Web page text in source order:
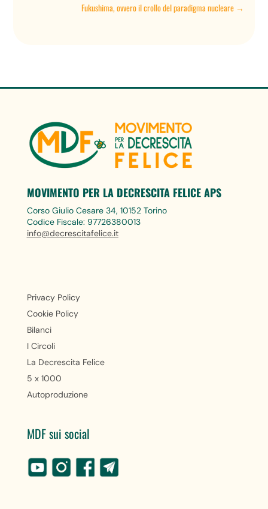
Fukushima, ovvero il crollo del paradigma nucleare→
MOVIMENTO PER LA DECRESCITA FELICE APS
Corso Giulio Cesare 34, 10152 Torino
Codice Fiscale: 97726380013
info@decrescitafelice.it
Privacy Policy
Cookie Policy
Bilanci
I Circoli
La Decrescita Felice
5 x 1000
Autoproduzione
MDF sui social